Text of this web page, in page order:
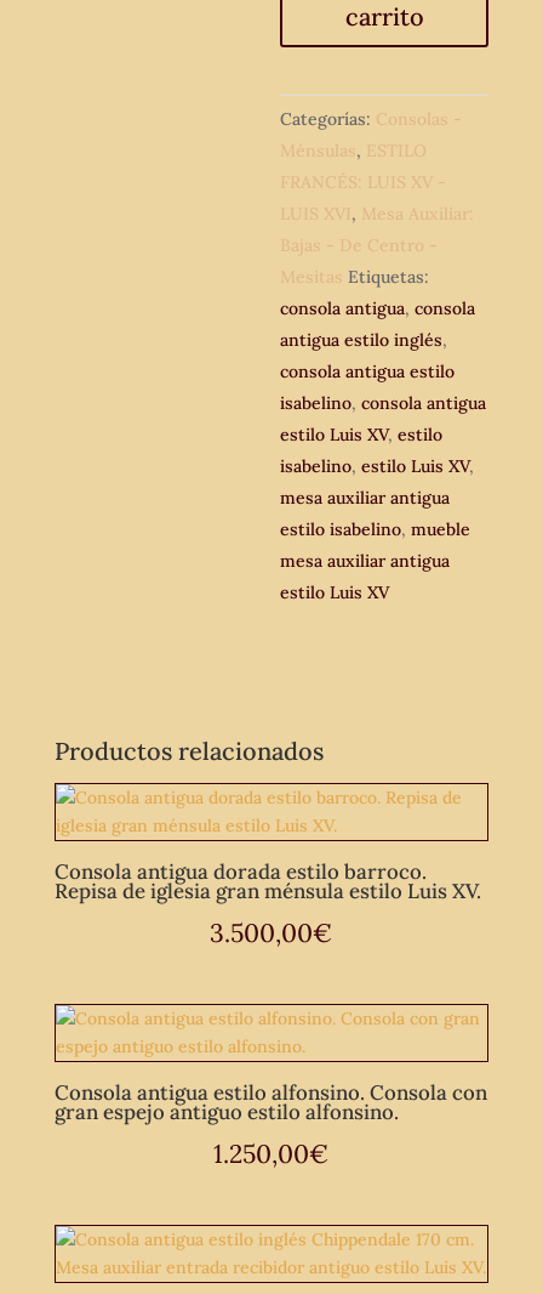
Mesa
antigua
vintage
estilo
Luis
XV
Color
blanco.
cantidad
carrito
Categorías: Consolas -
Ménsulas, ESTILO
FRANCÉS: LUIS XV -
LUIS XVI, Mesa Auxiliar:
Bajas - De Centro -
Mesitas Etiquetas:
consola antigua,consola
antigua estilo inglés,
consola antigua estilo
isabelino,consola antigua
estilo Luis XV,estilo
isabelino,estilo Luis XV,
mesa auxiliar antigua
estilo isabelino,mueble
mesa auxiliar antigua
estilo Luis XV
Productos relacionados
Consola antigua dorada estilo barroco.
Repisa de iglesia gran ménsula estilo Luis XV.
3.500,00€
Consola antigua estilo alfonsino. Consola con
gran espejo antiguo estilo alfonsino.
1.250,00€